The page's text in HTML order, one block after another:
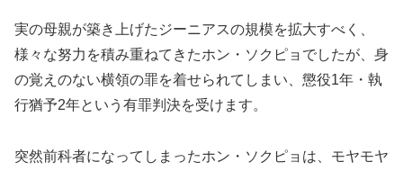
実の母親が築き上げたジーニアスの規模を拡大すべく、
様々な努力を積み重ねてきたホン・ソクピョでしたが、身
の覚えのない横領の罪を着せられてしまい、懲役1年・執
行猶予2年という有罪判決を受けます。
突然前科者になってしまったホン・ソクピョは、モヤモヤ